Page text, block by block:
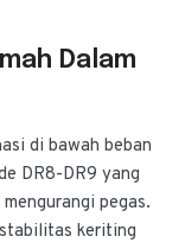
Dalam
di bawah beban
DR8-DR9 yang
pegas.
keriting